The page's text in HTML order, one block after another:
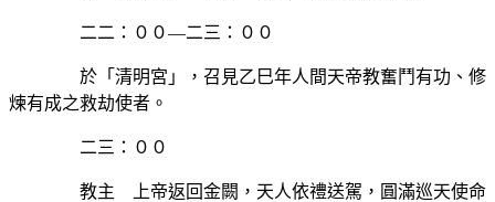
二二：００—二三：００
於「清明宮」，召見乙巳年人間天帝教奮鬥有功、修
煉有成之救劫使者。
二三：００
教主 上帝返回金闕，天人依禮送駕，圓滿巡天使命